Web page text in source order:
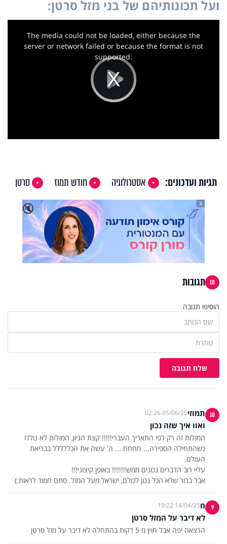
ועל תכונותיהם של בני מזל סרטן:
Play
This
The media could not be loaded, either because the
server or network failed or because the format is not
supported.
תגיות ועדכונים: אסטרולוגיה חודש תמוז
סרטן
🔇
X
10 תגובות
הוסיפו תגובה
שלח תגובה
10 תמוזי05/06/26 02:26
ואוו איך שזה נכון
המזלות זה רק לפי התאריך העברי!!!!! קצת הגיון, המזלות לא נולדו
כשהתחילה הספירה... חחחח.... ה' עשה את הכללללל בבריאת
אבל ברור שלא הכל נכון לכולם, ישראל מעל המזל. סתם חמוד לראות:)
9 ח14/04/25 19:22
לא דיבר על המזל סרטן
הרצאה יפה אבל חוץ מ 5 דקות בהתחלה לא דיבר על מזל סרטן